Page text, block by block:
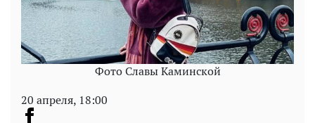
Фото Славы Каминской
20 апреля, 18:00